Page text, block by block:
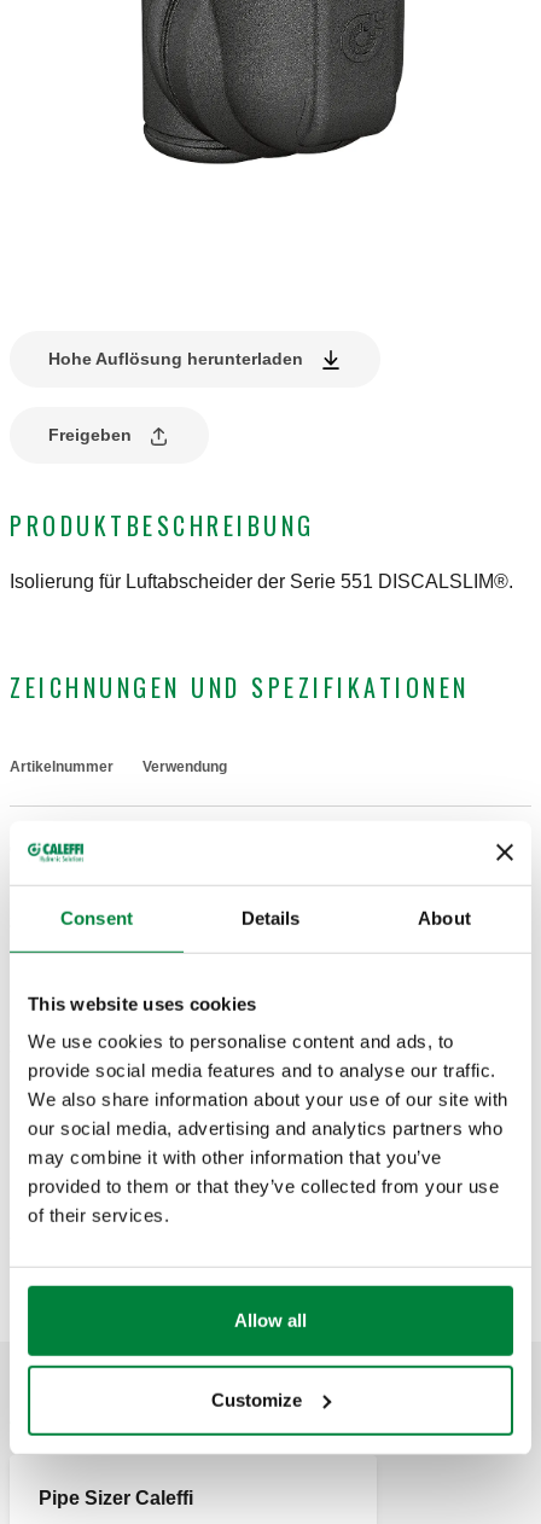
Consent Details About
This website uses cookies
We use cookies to personalise content and ads, to
provide social media features and to analyse our traffic.
We also share information about your use of our site with
our social media, advertising and analytics partners who
may combine it with other information that you’ve
provided to them or that they’ve collected from your use
of their services.
Allow all
Customize
Hohe Auflösung herunterladen
Freigeben
PRODUKTBESCHREIBUNG
Isolierung für Luftabscheider der Serie 551 DISCALSLIM®.
ZEICHNUNGEN UND SPEZIFIKATIONEN
Artikelnummer Verwendung
CBN551805
2D-Zeichnungen
DWG
3D-Modelle
IGS STP
CALEFFI, CBN551805. Isolierung für Luftabscheider der
Pipe Sizer Caleffi